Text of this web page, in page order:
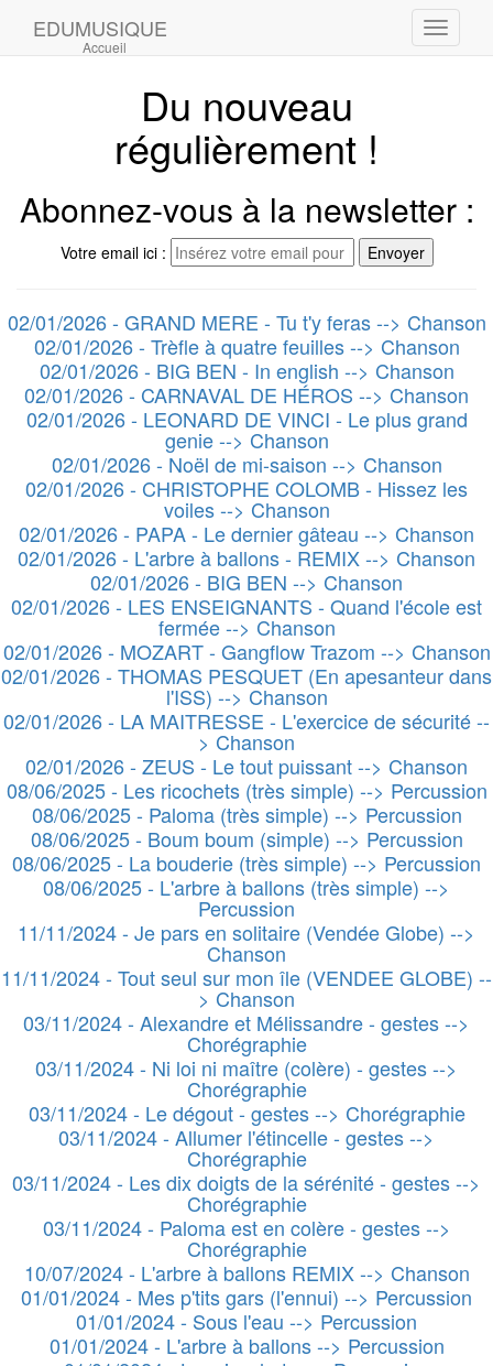
Toggle
EDUMUSIQUE
Accueil
Du nouveau
régulièrement !
Abonnez-vous à la newsletter :
Votre email ici :
02/01/2026 - GRAND MERE - Tu t'y feras --> Chanson
02/01/2026 - Trèfle à quatre feuilles --> Chanson
02/01/2026 - BIG BEN - In english --> Chanson
02/01/2026 - CARNAVAL DE HÉROS --> Chanson
02/01/2026 - LEONARD DE VINCI - Le plus grand
genie --> Chanson
02/01/2026 - Noël de mi-saison --> Chanson
02/01/2026 - CHRISTOPHE COLOMB - Hissez les
voiles --> Chanson
02/01/2026 - PAPA - Le dernier gâteau --> Chanson
02/01/2026 - L'arbre à ballons - REMIX --> Chanson
02/01/2026 - BIG BEN --> Chanson
02/01/2026 - LES ENSEIGNANTS - Quand l'école est
fermée --> Chanson
02/01/2026 - MOZART - Gangflow Trazom --> Chanson
02/01/2026 - THOMAS PESQUET (En apesanteur dans
l'ISS) --> Chanson
02/01/2026 - LA MAITRESSE - L'exercice de sécurité --
> Chanson
02/01/2026 - ZEUS - Le tout puissant --> Chanson
08/06/2025 - Les ricochets (très simple) --> Percussion
08/06/2025 - Paloma (très simple) --> Percussion
08/06/2025 - Boum boum (simple) --> Percussion
08/06/2025 - La bouderie (très simple) --> Percussion
08/06/2025 - L'arbre à ballons (très simple) -->
Percussion
11/11/2024 - Je pars en solitaire (Vendée Globe) -->
Chanson
11/11/2024 - Tout seul sur mon île (VENDEE GLOBE) --
> Chanson
03/11/2024 - Alexandre et Mélissandre - gestes -->
Chorégraphie
03/11/2024 - Ni loi ni maître (colère) - gestes -->
Chorégraphie
03/11/2024 - Le dégout - gestes --> Chorégraphie
03/11/2024 - Allumer l'étincelle - gestes -->
Chorégraphie
03/11/2024 - Les dix doigts de la sérénité - gestes -->
Chorégraphie
03/11/2024 - Paloma est en colère - gestes -->
Chorégraphie
10/07/2024 - L'arbre à ballons REMIX --> Chanson
01/01/2024 - Mes p'tits gars (l'ennui) --> Percussion
01/01/2024 - Sous l'eau --> Percussion
01/01/2024 - L'arbre à ballons --> Percussion